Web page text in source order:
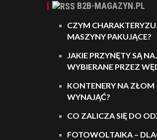
B2B-MAGAZYN.PL
CZYM
MASZYNY PAKUJĄCE?
JAKIE PRZYNĘTY SĄ
WYBIERANE PRZEZ
KONTENERY NA ZŁOM
WYNAJĄĆ?
CO ZALICZA SIĘ DO
FOTOWOLTAIKA –